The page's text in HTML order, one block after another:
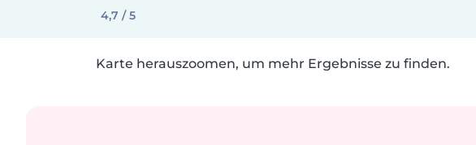
4,7 / 5
Karte herauszoomen, um mehr Ergebnisse zu finden.